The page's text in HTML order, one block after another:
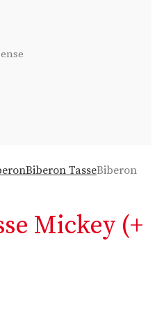
Biberon TasseBiberon
Mickey (+